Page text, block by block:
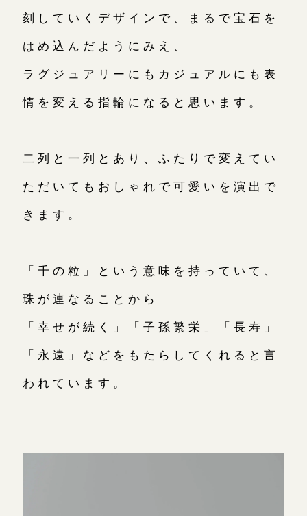
刻していくデザインで、まるで宝石を
はめ込んだようにみえ、
ラグジュアリーにもカジュアルにも表
情を変える指輪になると思います。
二列と一列とあり、ふたりで変えてい
ただいてもおしゃれで可愛いを演出で
きます。
「千の粒」という意味を持っていて、
珠が連なることから
「幸せが続く」「子孫繁栄」「長寿」
「永遠」などをもたらしてくれると言
われています。